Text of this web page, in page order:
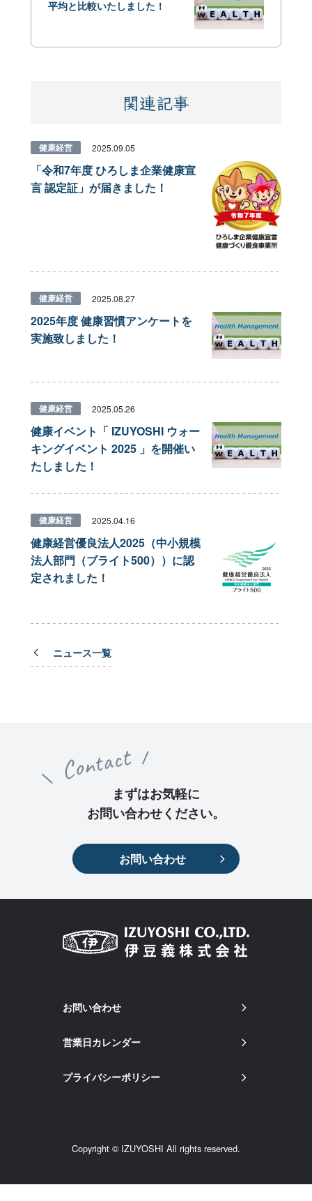
平均と比較いたしました！
関連記事
健康経営 2025.09.05
「令和7年度 ひろしま企業健康宣
言 認定証」が届きました！
健康経営 2025.08.27
2025年度 健康習慣アンケートを
実施致しました！
健康経営 2025.05.26
健康イベント「 IZUYOSHI ウォー
キングイベント 2025 」を開催い
たしました！
健康経営 2025.04.16
健康経営優良法人2025（中小規模
法人部門（ブライト500））に認
定されました！
ニュース一覧
Contact
まずはお気軽に
お問い合わせください。
お問い合わせ
お問い合わせ
営業日カレンダー
プライバシーポリシー
Copyright © IZUYOSHI All rights reserved.